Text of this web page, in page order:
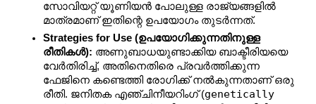
സോവിയറ്റ് യൂണിയൻ പോലുള്ള രാജ്യങ്ങളിൽ
മാത്രമാണ് ഇതിന്റെ ഉപയോഗം തുടർന്നത്.
Strategies for Use (ഉപയോഗിക്കുന്നതിനുള്ള
രീതികൾ): അണുബാധയുണ്ടാക്കിയ ബാക്ടീരിയയെ
വേർതിരിച്ച്, അതിനെതിരെ പ്രവർത്തിക്കുന്ന
ഫേജിനെ കണ്ടെത്തി രോഗിക്ക് നൽകുന്നതാണ് ഒരു
രീതി. ജനിതക എഞ്ചിനീയറിംഗ് (genetically